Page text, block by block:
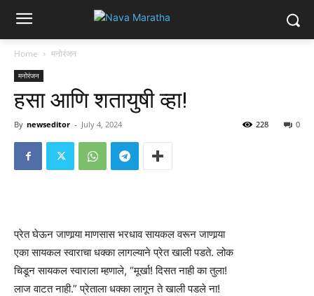
Home मनोरंजन
मनोरंजन
हसा आणि शतायुषी व्हा!
By newseditor - July 4, 2024 0
228
प्रेत घेऊन जाणार्‍या माणसास भरधाव सायकल वरून जाणार्‍या
एका सायकल स्वाराचा धक्का लागल्याने प्रेत खाली पडते. लोक
चिडून सायकल स्वाराला म्हणाले, “मूर्खा! दिसत नाही का तुला!
लाज वाटत नाही.” प्रेताला धक्का लागून ते खाली पडले ना!